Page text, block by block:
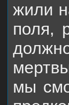
жили
поля,
мы